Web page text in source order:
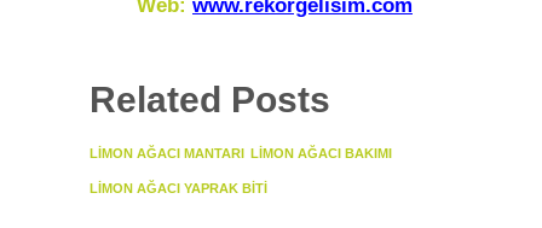
Web: www.rekorgelisim.com
Related Posts
LIMON AĞACI MANTARI LIMON AĞACI BAKIMI
LIMON AĞACI YAPRAK BITI